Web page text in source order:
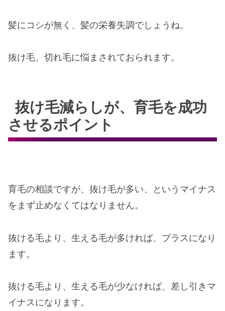
髪にコシが無く、髪の栄養失調でしょうね。
抜け毛、切れ毛に悩まされておられます。
抜け毛減らしが、育毛を成功
させるポイント
育毛の相談ですが、抜け毛が多い、というマイナス
をまず止めなくてはなりません。
抜ける毛より、生える毛が多ければ、プラスになり
ます。
抜ける毛より、生える毛が少なければ、差し引きマ
イナスになります。